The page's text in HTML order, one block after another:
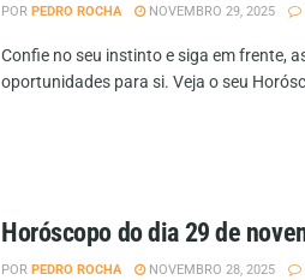
POR PEDRO ROCHA NOVEMBRO 29, 2025
Confie no seu instinto e siga em frente,
oportunidades para si. Veja o seu
Horóscopo do dia 29 de
POR PEDRO ROCHA NOVEMBRO 28, 2025